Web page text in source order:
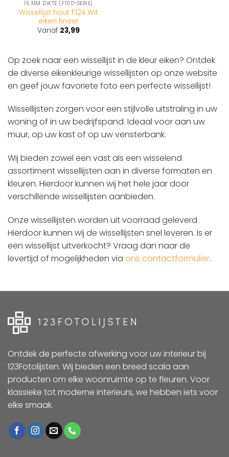
15 MM DIKTE (F100-SERIE)
Wissellijst hout F124 Wit
eiken fineer
Vanaf 23,99
Op zoek naar een wissellijst in de kleur eiken? Ontdek
de diverse eikenkleurige wissellijsten op onze website
en geef jouw favoriete foto een perfecte wissellijst!
Wissellijsten zorgen voor een stijlvolle uitstraling in uw
woning of in uw bedrijfspand. Ideaal voor aan uw
muur, op uw kast of op uw vensterbank.
Wij bieden zowel een vast als een wisselend
assortiment wissellijsten aan in diverse formaten en
kleuren. Hierdoor kunnen wij het hele jaar door
verschillende wissellijsten aanbieden.
Onze wissellijsten worden uit voorraad geleverd.
Hierdoor kunnen wij de wissellijsten snel leveren. Is er
een wissellijst uitverkocht? Vraag dan naar de
levertijd of mogelijkheden via ons contactformulier.
Ontdek de perfecte afwerking voor uw interieur bij
123Fotolijsten. Wij bieden een breed scala aan
producten om elke woonruimte op te fleuren. Voor
klassieke tot moderne interieurs, we hebben iets voor
elke smaak.